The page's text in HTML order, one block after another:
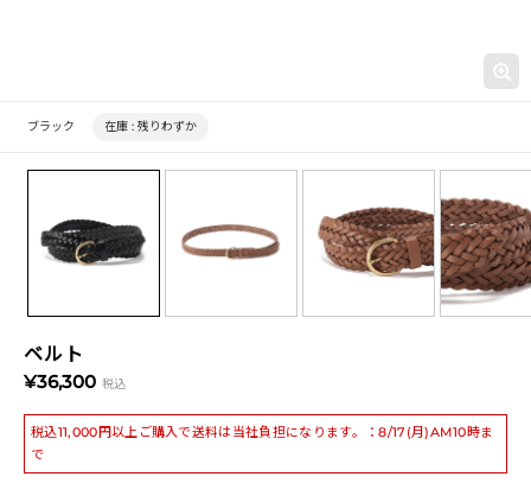
ベルト
¥36,300 税込
税込11,000円以上ご購入で送料は当社負担になります。：8/17(月)AM10時ま
で
ブラック 在庫 : 残りわずか